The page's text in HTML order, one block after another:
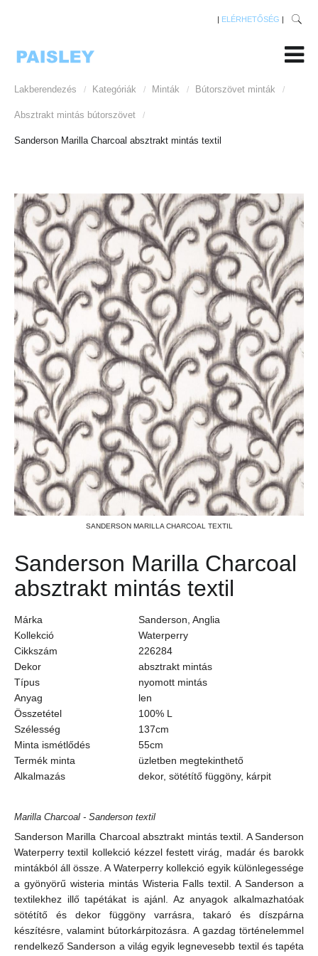
| ELÉRHETŐSÉG |
Lakberendezés / Kategóriák / Minták / Bútorszövet minták /
Absztrakt mintás bútorszövet /
Sanderson Marilla Charcoal absztrakt mintás textil
SANDERSON MARILLA CHARCOAL TEXTIL
Sanderson Marilla Charcoal
absztrakt mintás textil
Márka
Sanderson, Anglia
Kollekció
Waterperry
Cikkszám
226284
Dekor
absztrakt mintás
Típus
nyomott mintás
Anyag
len
Összetétel
100% L
Szélesség
137cm
Minta ismétlődés
55cm
Termék minta
üzletben megtekinthető
Alkalmazás
dekor, sötétítő függöny, kárpit
Marilla Charcoal - Sanderson textil
Sanderson Marilla Charcoal absztrakt mintás textil. A Sanderson
Waterperry textil kollekció kézzel festett virág, madár és barokk
mintákból áll össze. A Waterperry kollekció egyik különlegessége
a gyönyörű wisteria mintás Wisteria Falls textil. A Sanderson a
textilekhez illő tapétákat is ajánl. Az anyagok alkalmazhatóak
sötétítő és dekor függöny varrásra, takaró és díszpárna
készítésre, valamint bútorkárpitozásra. A gazdag történelemmel
rendelkező Sanderson a világ egyik legnevesebb textil és tapéta